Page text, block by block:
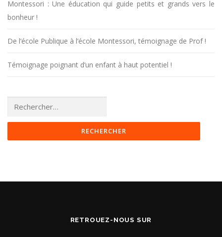
Montessori : Une éducation qui guide petits et grands vers le
bonheur !
De l’école Publique à l’école Montessori, témoignage de Prof !
Témoignage poignant d’un enfant à haut potentiel !
Rechercher :
RETROUEZ-NOUS SUR